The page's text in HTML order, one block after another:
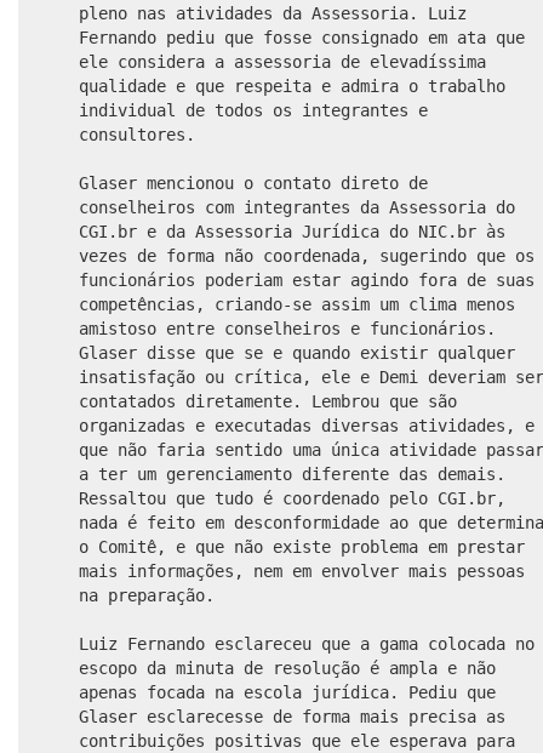
pleno nas atividades da Assessoria. Luiz
Fernando pediu que fosse consignado em ata que
ele considera a assessoria de elevadíssima
qualidade e que respeita e admira o trabalho
individual de todos os integrantes e
consultores.
Glaser mencionou o contato direto de
conselheiros com integrantes da Assessoria do
CGI.br e da Assessoria Jurídica do NIC.br às
vezes de forma não coordenada, sugerindo que os
funcionários poderiam estar agindo fora de suas
competências, criando-se assim um clima menos
amistoso entre conselheiros e funcionários.
Glaser disse que se e quando existir qualquer
insatisfação ou crítica, ele e Demi deveriam ser
contatados diretamente. Lembrou que são
organizadas e executadas diversas atividades, e
que não faria sentido uma única atividade passar
a ter um gerenciamento diferente das demais.
Ressaltou que tudo é coordenado pelo CGI.br,
nada é feito em desconformidade ao que determina
o Comitê, e que não existe problema em prestar
mais informações, nem em envolver mais pessoas
na preparação.
Luiz Fernando esclareceu que a gama colocada no
escopo da minuta de resolução é ampla e não
apenas focada na escola jurídica. Pediu que
Glaser esclarecesse de forma mais precisa as
contribuições positivas que ele esperava para